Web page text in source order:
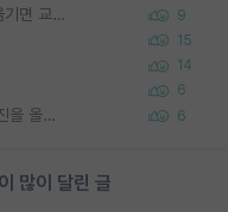
SSH 박사과정을 그만두고 지방대 박사로 옮기면 교수의 꿈은 끝일까요? 9
15
14
6
정보보안 연구하는 입장에선 식별가능한 사진을 올리는건 비추이긴함 6
많이 달린 글